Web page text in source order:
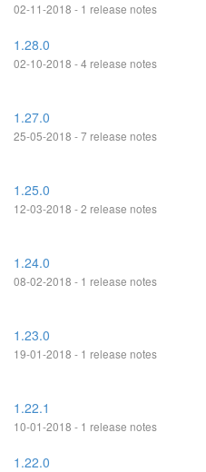
02-11-2018 - 1 release notes
1.28.0
02-10-2018 - 4 release notes
1.27.0
25-05-2018 - 7 release notes
1.25.0
12-03-2018 - 2 release notes
1.24.0
08-02-2018 - 1 release notes
1.23.0
19-01-2018 - 1 release notes
1.22.1
10-01-2018 - 1 release notes
1.22.0